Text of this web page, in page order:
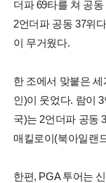
더파 69타를 쳐 공
2언더파 공동 37위
이 무거웠다.
한 조에서 맞붙은
인)이 웃었다. 람이
국)는 2언더파 공동
매킬로이(북아일랜
한편, PGA 투어는